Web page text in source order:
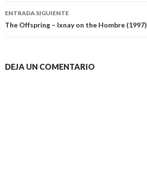
entradas
ENTRADA SIGUIENTE
The Offspring – Ixnay on the Hombre (1997)
DEJA UN COMENTARIO